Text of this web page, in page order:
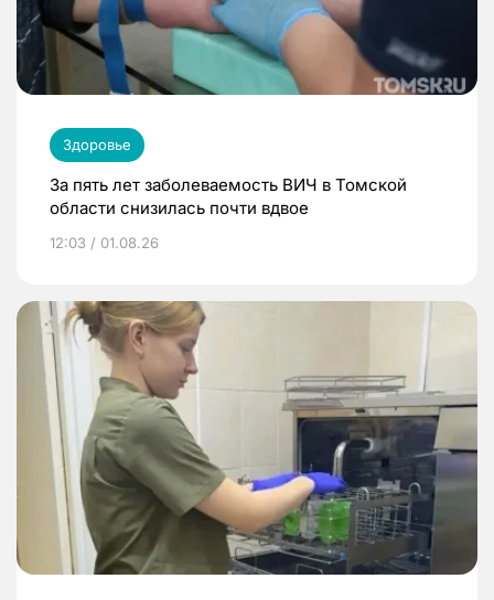
Здоровье
За пять лет заболеваемость ВИЧ в Томской
области снизилась почти вдвое
12:03 / 01.08.26